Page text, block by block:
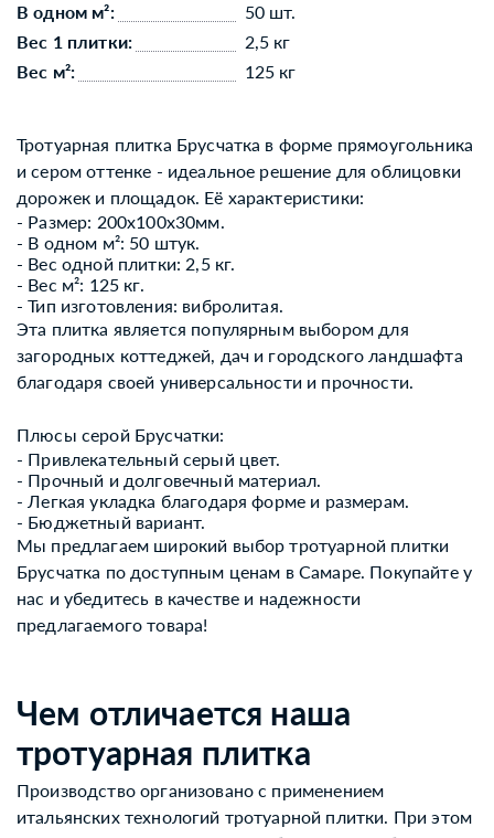
В одном м²:
50 шт.
Вес 1 плитки:
2,5 кг
Вес м²:
125 кг
Тротуарная плитка Брусчатка в форме прямоугольника
и сером оттенке - идеальное решение для облицовки
дорожек и площадок. Её характеристики:
- Размер: 200x100x30мм.
- В одном м²: 50 штук.
- Вес одной плитки: 2,5 кг.
- Вес м²: 125 кг.
- Тип изготовления: вибролитая.
Эта плитка является популярным выбором для
загородных коттеджей, дач и городского ландшафта
благодаря своей универсальности и прочности.
Плюсы серой Брусчатки:
- Привлекательный серый цвет.
- Прочный и долговечный материал.
- Легкая укладка благодаря форме и размерам.
- Бюджетный вариант.
Мы предлагаем широкий выбор тротуарной плитки
Брусчатка по доступным ценам в Самаре. Покупайте у
нас и убедитесь в качестве и надежности
предлагаемого товара!
Чем отличается наша
тротуарная плитка
Производство организовано с применением
итальянских технологий тротуарной плитки. При этом